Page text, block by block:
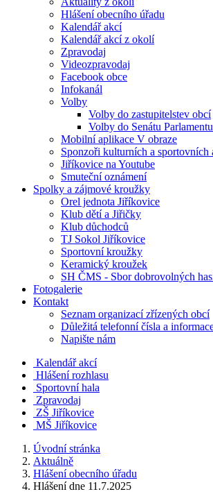
Hlášení obecního úřadu
Kalendář akcí
Kalendář akcí z okolí
Zpravodaj
Videozpravodaj
Facebook obce
Infokanál
Volby
Volby do zastupitelstev obcí
Volby do Senátu
Mobilní aplikace V obraze
Sponzoři kulturních a sportovních
Jiříkovice na Youtube
Smuteční oznámení
Spolky a zájmové kroužky
Orel jednota Jiříkovice
Klub dětí a Jiřičky
Klub důchodců
TJ Sokol Jiříkovice
Sportovní kroužky
Keramický kroužek
SH ČMS - Sbor dobrovolných
Fotogalerie
Kontakt
Seznam organizací zřízených obcí
Důležitá telefonní čísla a
Napište nám
Kalendář akcí
Hlášení rozhlasu
Sportovní hala
Zpravodaj
ZŠ Jiříkovice
MŠ Jiříkovice
Úvodní stránka
Aktuálně
Hlášení obecního úřadu
Hlášení dne 11.7.2025